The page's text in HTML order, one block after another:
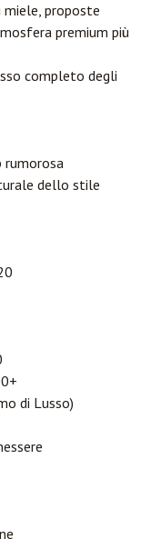
miele, proposte
premium più
completo degli
rumorosa
dello stile
di Lusso)